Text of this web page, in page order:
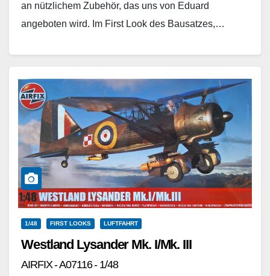
an nützlichem Zubehör, das uns von Eduard
angeboten wird. Im First Look des Bausatzes,…
1/48 FIRST LOOKS LUFTFAHRT
Westland Lysander Mk. I/Mk. III
AIRFIX - A07116 - 1/48